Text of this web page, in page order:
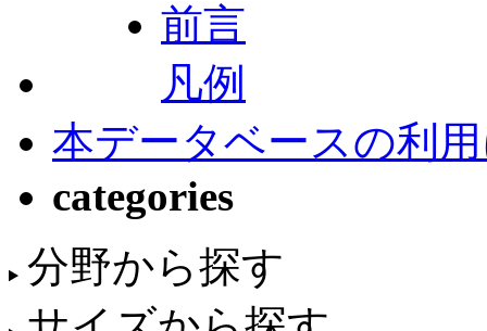
前言
凡例
本データベースの利
categories
分野から探す